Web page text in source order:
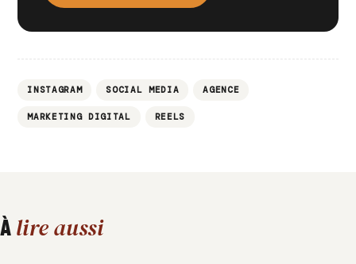
INSTAGRAM SOCIAL MEDIA AGENCE
MARKETING DIGITAL REELS
À lire aussi